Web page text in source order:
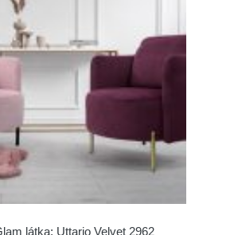
látka: Uttario Velvet 2962